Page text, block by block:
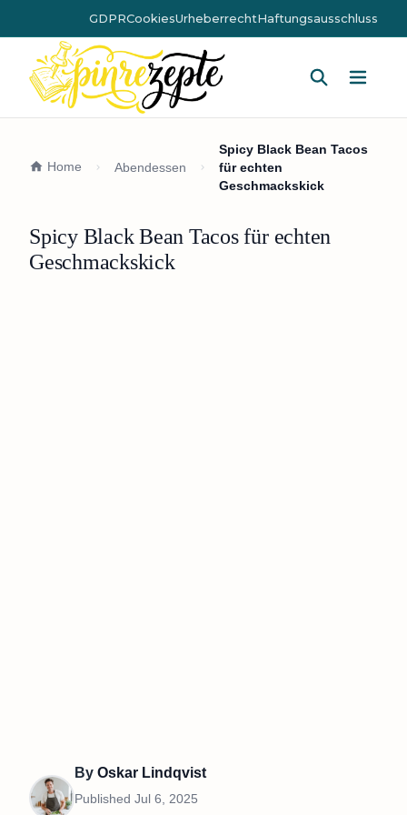
GDPRCookiesUrheberrechtHaftungsausschluss
Home Abendessen
Spicy Black Bean Tacos
für echten
Geschmackskick
Spicy Black Bean Tacos für echten
Geschmackskick
By Oskar Lindqvist
Published Jul 6, 2025